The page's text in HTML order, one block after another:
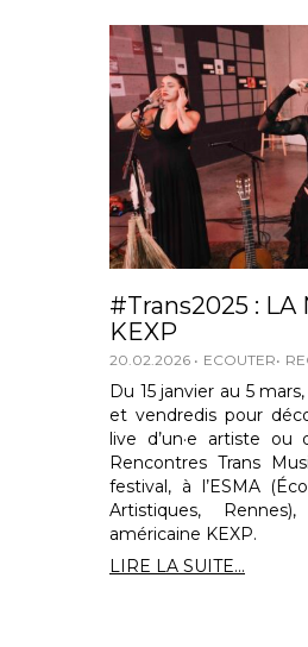
#Trans2025 : LA
KEXP
20.02.2026 ECOUTER
Du 15 janvier au 5
et vendredis pour
live d’un·e artiste ou
Rencontres Trans
festival, à l’ESMA
Artistiques,
américaine KEXP.
LIRE LA SUITE...